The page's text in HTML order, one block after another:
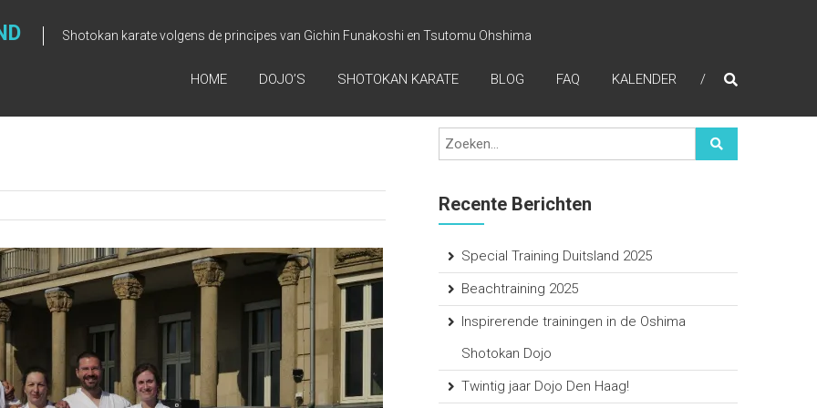
Shotokan karate volgens de principes van Gichin Funakoshi en Tsutomu Ohshima
HOME DOJO’S SHOTOKAN KARATE BLOG FAQ KALENDER
Recente Berichten
Special Training Duitsland 2025
Beachtraining 2025
Inspirerende trainingen in de Oshima
Shotokan Dojo
Twintig jaar Dojo Den Haag!